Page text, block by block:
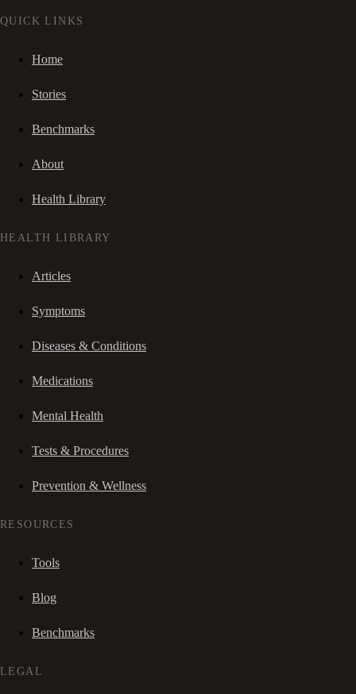
QUICK LINKS
Home
Stories
Benchmarks
About
Health Library
HEALTH LIBRARY
Articles
Symptoms
Diseases & Conditions
Medications
Mental Health
Tests & Procedures
Prevention & Wellness
RESOURCES
Tools
Blog
Benchmarks
LEGAL